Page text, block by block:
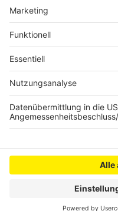
Anzeige
Anzeige